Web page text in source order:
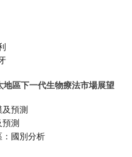
地區下一代生物療法市場展望
預測
測
：國別分析